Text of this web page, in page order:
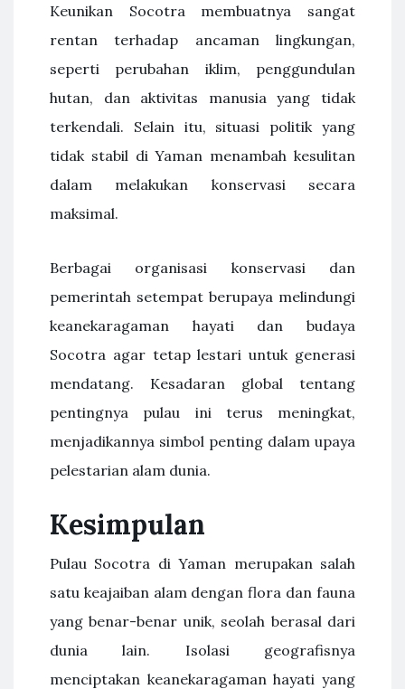
Keunikan Socotra membuatnya sangat
rentan terhadap ancaman lingkungan,
seperti perubahan iklim, penggundulan
hutan, dan aktivitas manusia yang tidak
terkendali. Selain itu, situasi politik yang
tidak stabil di Yaman menambah kesulitan
dalam melakukan konservasi secara
maksimal.
Berbagai organisasi konservasi dan
pemerintah setempat berupaya melindungi
keanekaragaman hayati dan budaya
Socotra agar tetap lestari untuk generasi
mendatang. Kesadaran global tentang
pentingnya pulau ini terus meningkat,
menjadikannya simbol penting dalam upaya
pelestarian alam dunia.
Kesimpulan
Pulau Socotra di Yaman merupakan salah
satu keajaiban alam dengan flora dan fauna
yang benar-benar unik, seolah berasal dari
dunia lain. Isolasi geografisnya
menciptakan keanekaragaman hayati yang